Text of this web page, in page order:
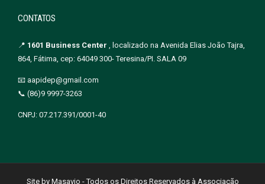
CONTATOS
📍 1601 Business Center , localizado na Avenida Elias João Tajra,
864, Fátima, cep: 64049 300- Teresina/PI. SALA 09
📧 aapidep@gmail.com
📞 (86)9 9997-3263
CNPJ: 07.217.391/0001-40
Site by Masavio - Todos os Direitos Reservados à Associação